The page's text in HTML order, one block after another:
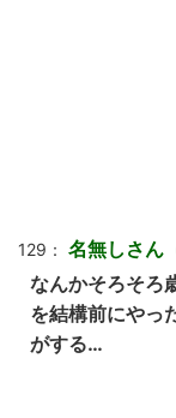
129： 名無しさん
なんかそろそろ
を結構前にやっ
がする…